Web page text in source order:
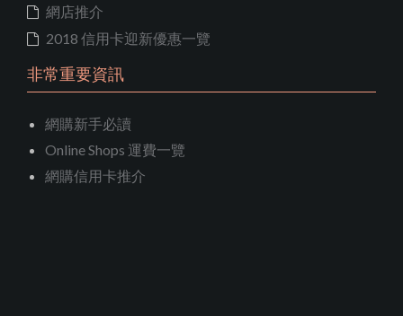
網店推介
2018 信用卡迎新優惠一覽
非常重要資訊
網購新手必讀
Online Shops 運費一覽
網購信用卡推介